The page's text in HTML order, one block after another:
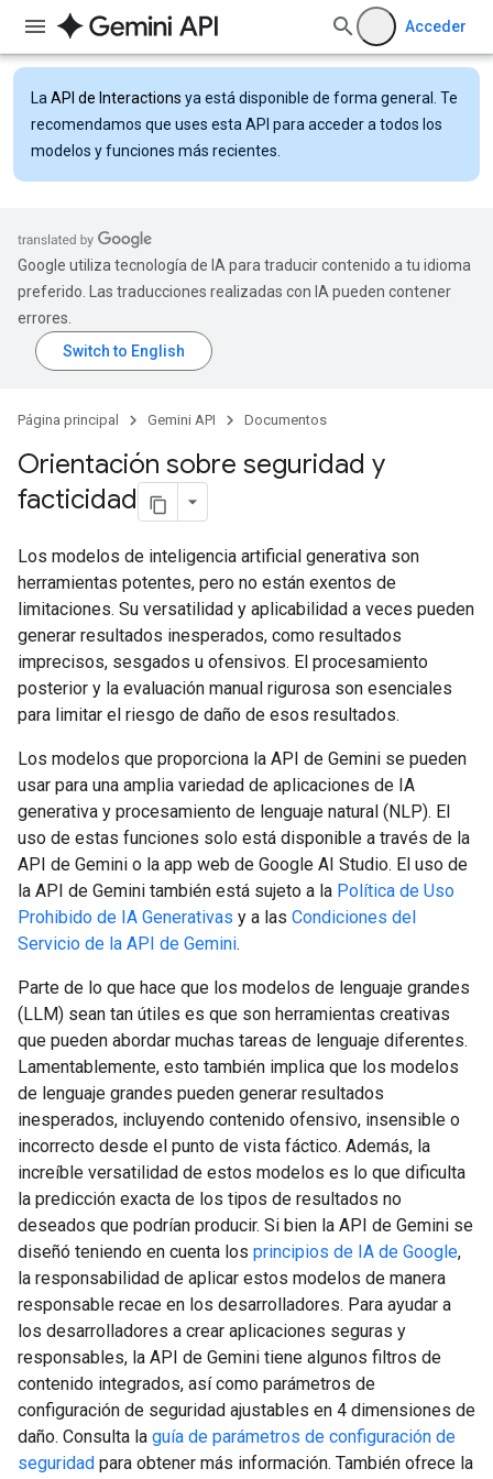
Acceder
La API de Interactions ya está disponible de forma general. Te
recomendamos que uses esta API para acceder a todos los
modelos y funciones más recientes.
Google utiliza tecnología de IA para traducir contenido a tu idioma
preferido. Las traducciones realizadas con IA pueden contener
errores.
Página principal Gemini API Documentos
Orientación sobre seguridad y
facticidad
Los modelos de inteligencia artificial generativa son
herramientas potentes, pero no están exentos de
limitaciones. Su versatilidad y aplicabilidad a veces pueden
generar resultados inesperados, como resultados
imprecisos, sesgados u ofensivos. El procesamiento
posterior y la evaluación manual rigurosa son esenciales
para limitar el riesgo de daño de esos resultados.
Los modelos que proporciona la API de Gemini se pueden
usar para una amplia variedad de aplicaciones de IA
generativa y procesamiento de lenguaje natural (NLP). El
uso de estas funciones solo está disponible a través de la
API de Gemini o la app web de Google AI Studio. El uso de
la API de Gemini también está sujeto a la Política de Uso
Prohibido de IA Generativas y a las Condiciones del
Servicio de la API de Gemini.
Parte de lo que hace que los modelos de lenguaje grandes
(LLM) sean tan útiles es que son herramientas creativas
que pueden abordar muchas tareas de lenguaje diferentes.
Lamentablemente, esto también implica que los modelos
de lenguaje grandes pueden generar resultados
inesperados, incluyendo contenido ofensivo, insensible o
incorrecto desde el punto de vista fáctico. Además, la
increíble versatilidad de estos modelos es lo que dificulta
la predicción exacta de los tipos de resultados no
deseados que podrían producir. Si bien la API de Gemini se
diseñó teniendo en cuenta los principios de IA de Google,
la responsabilidad de aplicar estos modelos de manera
responsable recae en los desarrolladores. Para ayudar a
los desarrolladores a crear aplicaciones seguras y
responsables, la API de Gemini tiene algunos filtros de
contenido integrados, así como parámetros de
configuración de seguridad ajustables en 4 dimensiones de
daño. Consulta la guía de parámetros de configuración de
seguridad para obtener más información. También ofrece la